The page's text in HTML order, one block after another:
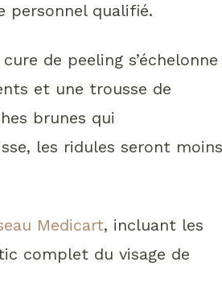
personnel qualifié.
de peeling s’échelonne
et une trousse de
brunes qui
les ridules seront
Medicart, incluant les
complet du visage de